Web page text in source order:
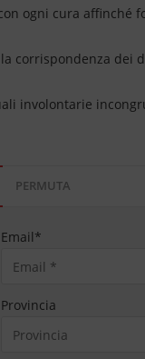
ogni cura affinché
corrispondenza dei
involontarie
PERMUTA
Email*
Provincia